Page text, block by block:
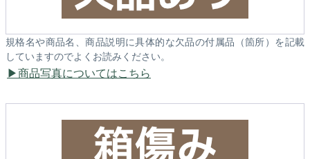
規格名や商品名、商品説明に具体的な欠品の付属品（箇所）を記載
していますのでよくお読みください。
商品写真についてはこちら